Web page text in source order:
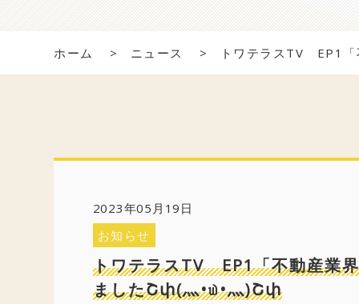
ホーム ニュース トワテラスTV EP1
2023年05月19日
お知らせ
トワテラスTV EP1「不動産業
ましたՇփ(灬•௰•灬)Շփ